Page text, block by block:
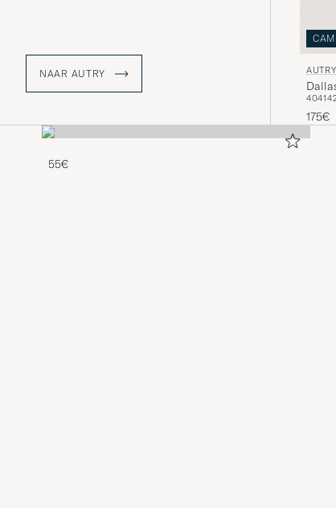
NAAR AUTRY AUTRY
4041
175€
55€